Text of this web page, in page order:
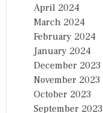
April 2024
March 2024
February 2024
January 2024
December 2023
November 2023
October 2023
September 2023